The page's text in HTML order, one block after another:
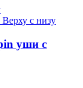
уши с